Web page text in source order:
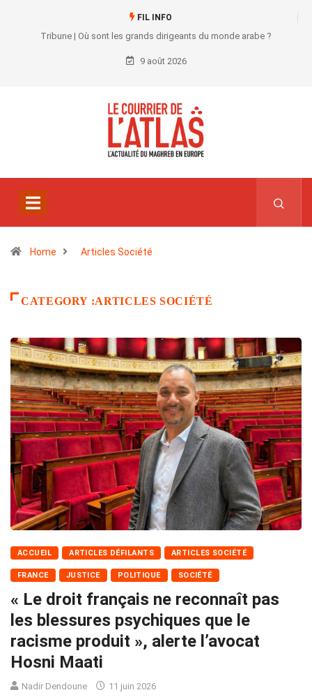
FIL INFO
Tribune | Où sont les grands dirigeants du monde arabe ?
9 août 2026
Home Articles Société
CATEGORY :ARTICLES SOCIÉTÉ
ACCUEIL ARTICLES DÉFILANTS ARTICLES SOCIÉTÉ
FRANCE JUSTICE POLITIQUE SOCIÉTÉ
« Le droit français ne reconnaît pas
les blessures psychiques que le
racisme produit », alerte l’avocat
Hosni Maati
Nadir Dendoune 11 juin 2026